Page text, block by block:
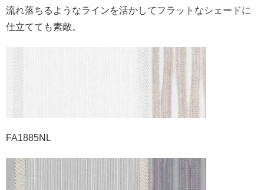
流れ落ちるようなラインを活かしてフラットなシェードに
仕立てても素敵。
FA1885NL